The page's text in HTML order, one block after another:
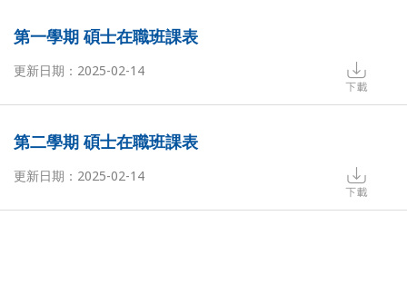
第一學期 碩士在職班課表
更新日期：2025-02-14
第二學期 碩士在職班課表
更新日期：2025-02-14